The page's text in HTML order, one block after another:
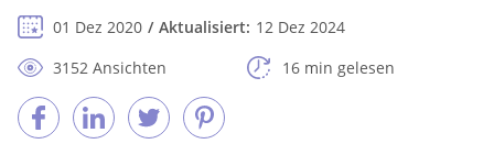
01 Dez 2020
Aktualisiert: 12 Dez 2024
3152 Ansichten
16 min gelesen